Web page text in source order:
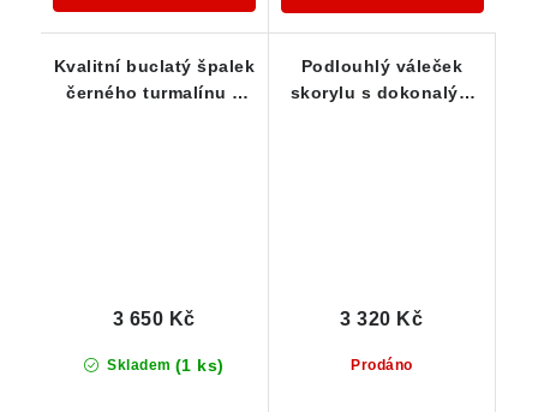
Kvalitní buclatý špalek
černého turmalínu s
Skladem (1 ks)
3 650 Kč
Podlouhlý váleček
skorylu s dokonalým
Prodáno
3 320 Kč